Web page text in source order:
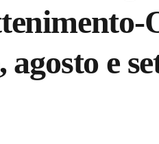
agosto e
della notizia